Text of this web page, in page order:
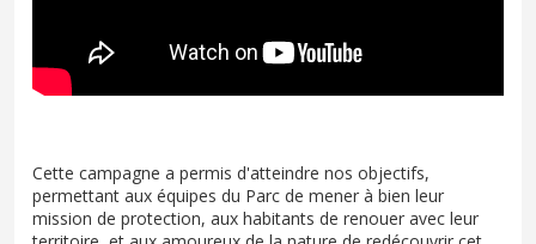
Cette campagne a permis d'atteindre nos objectifs,
permettant aux équipes du Parc de mener à bien leur
mission de protection, aux habitants de renouer avec leur